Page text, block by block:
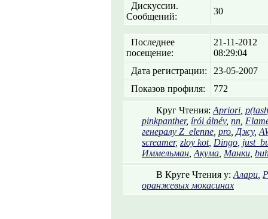
Дискуссии.
Сообщений:
30
Последнее
посещение:
21-11-2012
08:29:04
Дата регистрации:
23-05-2007
Показов профиля:
772
Круг Чтения: Apriori
pinkpanther, írói álnév, nn
генералу Z_elenne pro Джу,
screamer, zloy kot, Dingo
Иммельман Акума Манки
В Круге Чтения у: Алари
оранжевых мокасинах